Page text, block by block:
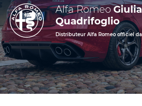
Alfa RomeoGiulia
Quadrifoglio
Distributeur Alfa Romeo officiel